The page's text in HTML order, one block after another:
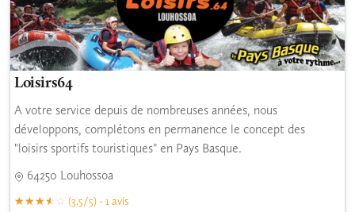
Loisirs64
A votre service depuis de nombreuses années, nous
développons, complétons en permanence le concept des
"loisirs sportifs touristiques" en Pays Basque.
64250 Louhossoa
(3.5/5) - 1 avis